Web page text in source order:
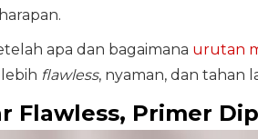
apa dan bagaimana urutan
flawless, nyaman, dan tahan
Flawless, Primer